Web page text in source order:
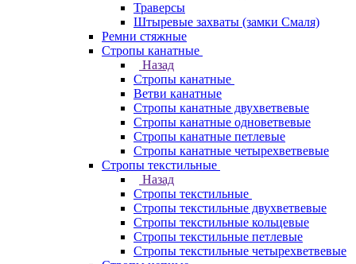
Траверсы
Штыревые захваты (замки Смаля)
Ремни стяжные
Стропы канатные
Назад
Стропы канатные
Ветви канатные
Стропы канатные двухветвевые
Стропы канатные одноветвевые
Стропы канатные петлевые
Стропы канатные четырехветвевые
Стропы текстильные
Назад
Стропы текстильные
Стропы текстильные двухветвевые
Стропы текстильные кольцевые
Стропы текстильные петлевые
Стропы текстильные четырехветвевые